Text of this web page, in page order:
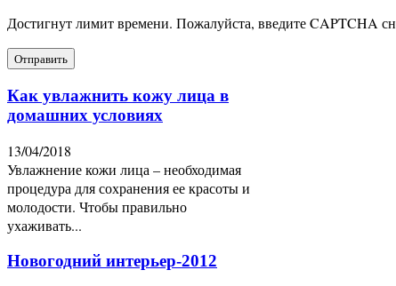
Достигнут лимит времени. Пожалуйста, введите CAPTCHA
Как увлажнить кожу лица в
домашних условиях
13/04/2018
Увлажнение кожи лица – необходимая
процедура для сохранения ее красоты и
молодости. Чтобы правильно
ухаживать...
Новогодний интерьер-2012